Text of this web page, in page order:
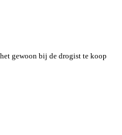
gewoon bij de drogist te koop